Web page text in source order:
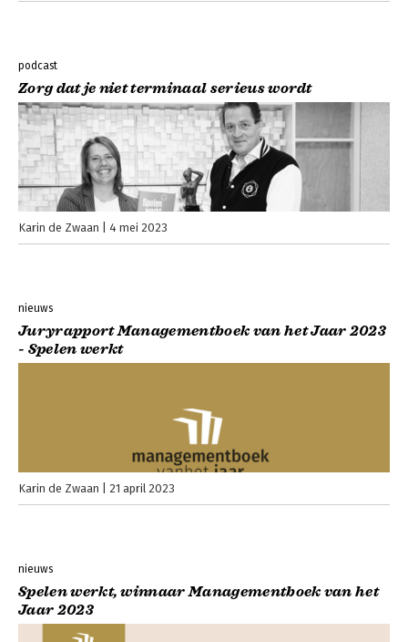
podcast
Zorg dat je niet terminaal serieus wordt
Karin de Zwaan 4 mei 2023
nieuws
Juryrapport Managementboek van het Jaar 2023
- Spelen werkt
Karin de Zwaan 21 april 2023
nieuws
Spelen werkt, winnaar Managementboek van het
Jaar 2023